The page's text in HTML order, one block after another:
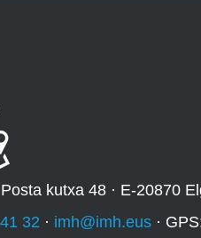
kutxa 48 · E-20870
32 · imh@imh.eus ·